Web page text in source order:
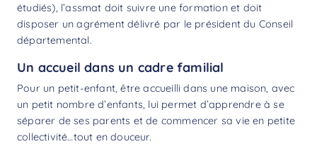
étudiés), l’assmat doit suivre une formation et doit
disposer un agrément délivré par le président du Conseil
départemental.
Un accueil dans un cadre familial
Pour un petit-enfant, être accueilli dans une maison, avec
un petit nombre d’enfants, lui permet d’apprendre à se
séparer de ses parents et de commencer sa vie en petite
collectivité…tout en douceur.